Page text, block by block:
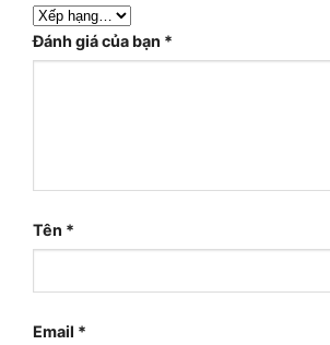
Đánh giá của bạn *
Tên *
Email *